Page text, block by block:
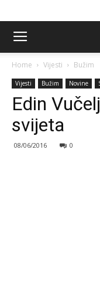
Home Vijesti Bužim
Vijesti Bužim Novine
Edin
svijeta
08/06/2016 0